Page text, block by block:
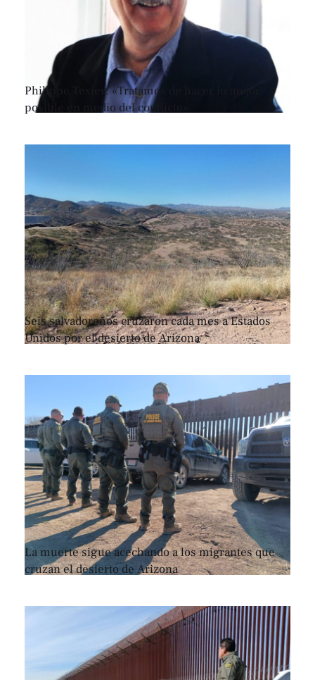
Philippe Texier: «Tratamos de hacer lo mejor
posible en medio del conflicto»
Seis salvadoreños cruzaron cada mes a Estados
Unidos por el desierto de Arizona
La muerte sigue acechando a los migrantes que
cruzan el desierto de Arizona